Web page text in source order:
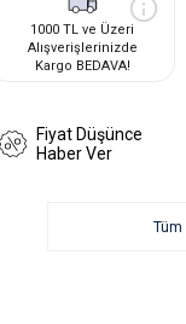
1000 TL ve Üzeri
Alışverişlerinizde
Kargo BEDAVA!
Fiyat Düşünce
Haber Ver
Tüm